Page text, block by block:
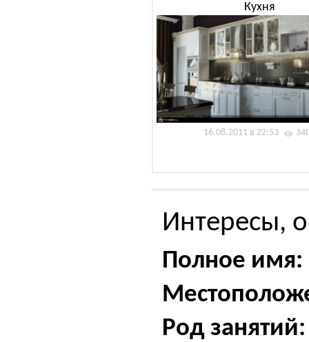
Кухня
16.08.2011 в 22:53
Интересы,
Полное имя:
Род занятий: